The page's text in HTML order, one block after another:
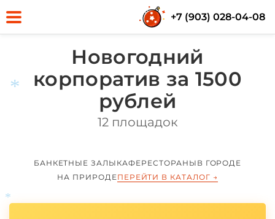
+7 (903) 028-04-08
Новогодний
корпоратив за 1500
рублей
12 площадок
БАНКЕТНЫЕ ЗАЛЫ КАФЕРЕСТОРАНЫ В ГОРОДЕ
НА ПРИРОДЕПЕРЕЙТИ В КАТАЛОГ →